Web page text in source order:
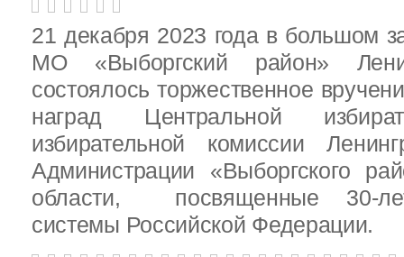
21 декабря 2023 года в большом
МО «Выборгский район»
состоялось торжественное
наград Центральной
избирательной комиссии
Администрации «Выборгского
области, посвященные 30-
системы Российской Федерации.